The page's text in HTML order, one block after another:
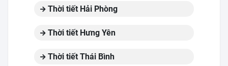
Thời tiết Hải Phòng
Thời tiết Hưng Yên
Thời tiết Thái Bình